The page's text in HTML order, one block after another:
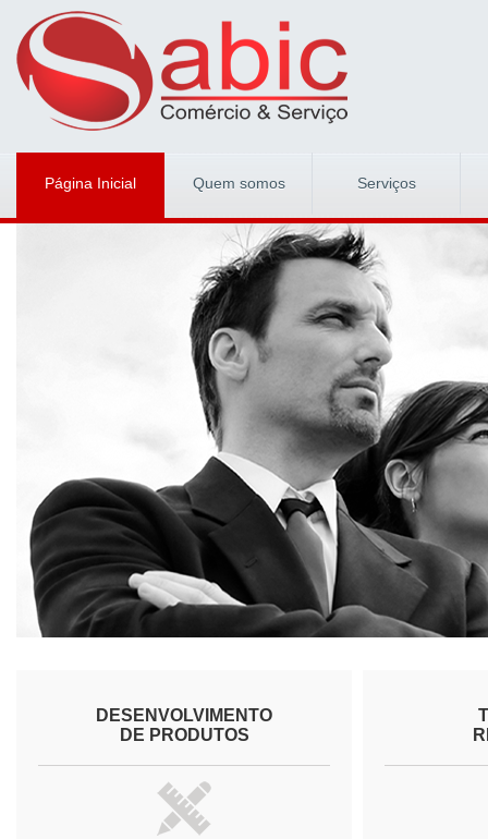
Página Inicial Quem somos Serviços
DESENVOLVIMENTO
DE PRODUTOS